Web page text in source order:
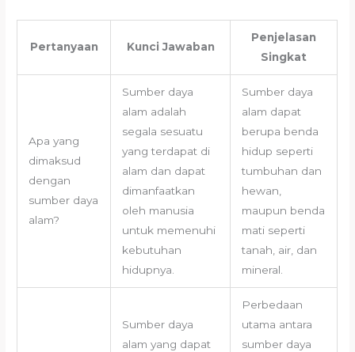
Pertanyaan Kunci Jawaban
Penjelasan
Singkat
Apa yang
dimaksud
dengan
sumber daya
alam?
Sumber daya
alam adalah
segala sesuatu
yang terdapat di
alam dan dapat
dimanfaatkan
oleh manusia
untuk memenuhi
kebutuhan
hidupnya.
Sumber daya
alam dapat
berupa benda
hidup seperti
tumbuhan dan
hewan,
maupun benda
mati seperti
tanah, air, dan
mineral.
Sumber daya
alam yang dapat
Perbedaan
utama antara
sumber daya